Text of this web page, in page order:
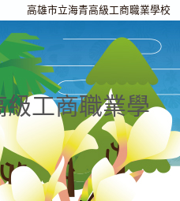
高雄市立海青高級工商職業學校
工商職業學